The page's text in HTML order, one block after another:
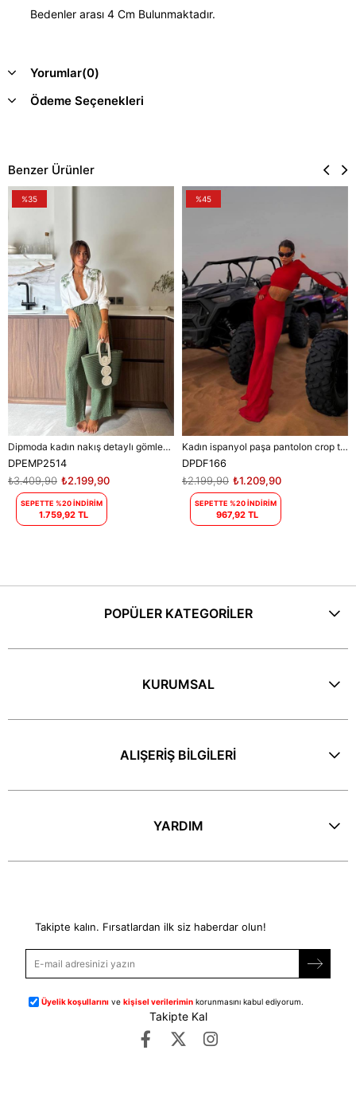
Bedenler arası 4 Cm Bulunmaktadır.
Yorumlar(0)
Ödeme Seçenekleri
Benzer Ürünler
Dipmoda kadın nakış detaylı gömlek pantolon ikili keten takım DPEMP2514
DPEMP2514
₺2.199,90
₺3.409,90
SEPETTE %20 İNDİRİM
1.759,92 TL
%35
Kadın ispanyol paşa pantolon crop takım DPDF166
DPDF166
₺1.209,90
₺2.199,90
SEPETTE %20 İNDİRİM
967,92 TL
%45
POPÜLER KATEGORİLER
KURUMSAL
ALIŞERİŞ BİLGİLERİ
YARDIM
Takipte kalın. Fırsatlardan ilk siz haberdar olun!
Üyelik koşullarını vekişisel verilerimin korunmasını kabul ediyorum.
Takipte Kal